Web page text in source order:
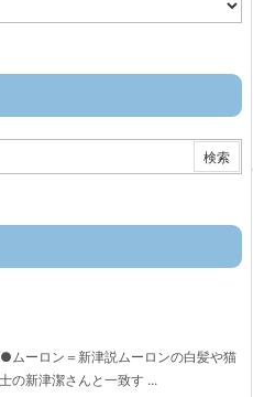
ムーロン＝新津説ムーロンの白髪や猫
の新津潔さんと一致す ...